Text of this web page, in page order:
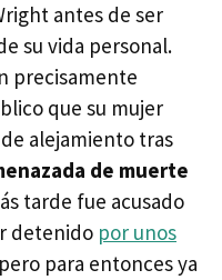
antes de ser
su vida personal.
precisamente
que su mujer
alejamiento tras
de muerte
tarde fue acusado
detenido por unos
para entonces ya